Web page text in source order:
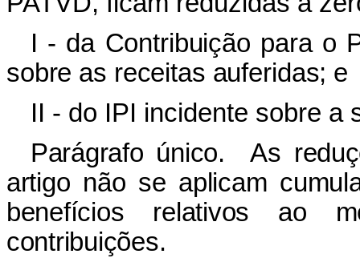
I - da Contribuição para o
sobre as receitas auferidas; e
II - do IPI incidente sobre a
Parágrafo único. As
artigo não se aplicam
benefícios relativos ao
contribuições.